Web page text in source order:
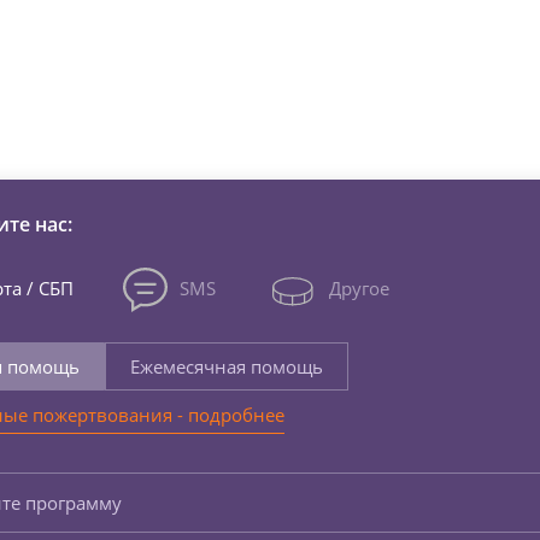
нас:
/ СБП SMS Другое
помощь
Ежемесячная помощь
пожертвования - подробнее
программу